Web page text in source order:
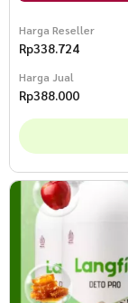
Harga Reseller
Rp338.724
Harga Jual
Rp388.000